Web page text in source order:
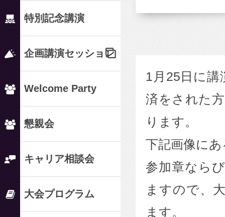
特別記念講演
企画講演セッション
Welcome Party
懇親会
キャリア相談会
大会プログラム
1月25日に
済をされた
ります。
下記画像に
参加章なら
ますので、
ます。